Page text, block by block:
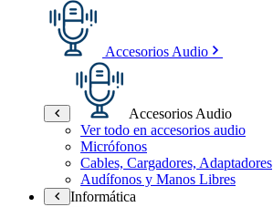
Accesorios Audio
Accesorios Audio
Ver todo en accesorios audio
Micrófonos
Cables, Cargadores, Adaptadores
Audífonos y Manos Libres
Informática